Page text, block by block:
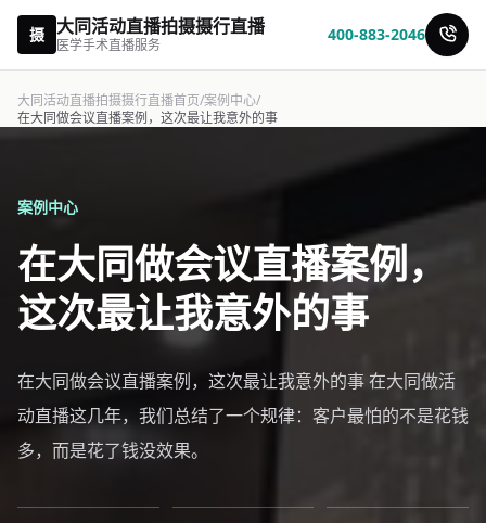
摄 大同活动直播拍摄摄行直播
医学手术直播服务
400-883-2046
大同活动直播拍摄摄行直播首页/案例中心/
在大同做会议直播案例，这次最让我意外的事
案例中心
在大同做会议直播案例，
这次最让我意外的事
在大同做会议直播案例，这次最让我意外的事 在大同做活
动直播这几年，我们总结了一个规律：客户最怕的不是花钱
多，而是花了钱没效果。